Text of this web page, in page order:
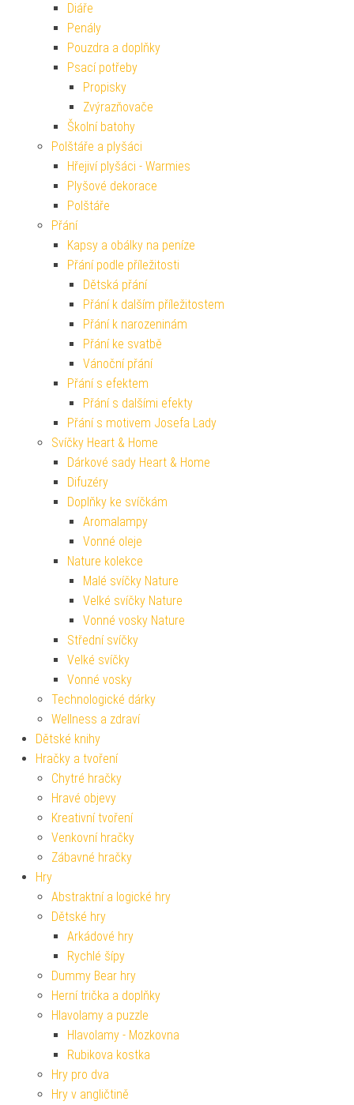
Diáře
Penály
Pouzdra a doplňky
Psací potřeby
Propisky
Zvýrazňovače
Školní batohy
Polštáře a plyšáci
Hřejiví plyšáci - Warmies
Plyšové dekorace
Polštáře
Přání
Kapsy a obálky na peníze
Přání podle příležitosti
Dětská přání
Přání k dalším příležitostem
Přání k narozeninám
Přání ke svatbě
Vánoční přání
Přání s efektem
Přání s dalšími efekty
Přání s motivem Josefa Lady
Svíčky Heart & Home
Dárkové sady Heart & Home
Difuzéry
Doplňky ke svíčkám
Aromalampy
Vonné oleje
Nature kolekce
Malé svíčky Nature
Velké svíčky Nature
Vonné vosky Nature
Střední svíčky
Velké svíčky
Vonné vosky
Technologické dárky
Wellness a zdraví
Dětské knihy
Hračky a tvoření
Chytré hračky
Hravé objevy
Kreativní tvoření
Venkovní hračky
Zábavné hračky
Hry
Abstraktní a logické hry
Dětské hry
Arkádové hry
Rychlé šípy
Dummy Bear hry
Herní trička a doplňky
Hlavolamy a puzzle
Hlavolamy - Mozkovna
Rubikova kostka
Hry pro dva
Hry v angličtině